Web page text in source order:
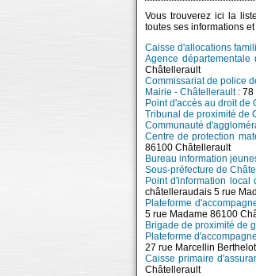
Vous trouverez ici la
toutes ses informations
Caisse d'allocations
Agence
Châtellerault
Commissariat de police
Mairie - Châtellerault: 78
Point d'accès au droit de
Tribunal de proximité de
Communauté
Centre de protection
86100 Châtellerault
Bureau information
Sous-préfecture de
Point d'information
châtelleraudais 5 rue
Plateforme
5 rue Madame 86100
Brigade de proximité de
Plateforme
27 rue Marcellin
Caisse primaire
Châtellerault